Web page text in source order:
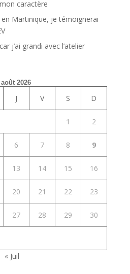
caractère
Martinique, je témoignerai
j’ai grandi avec l’atelier
août 2026
J V S D
1 2
6 7 8 9
13 14 15 16
20 21 22 23
27 28 29 30
« Juil